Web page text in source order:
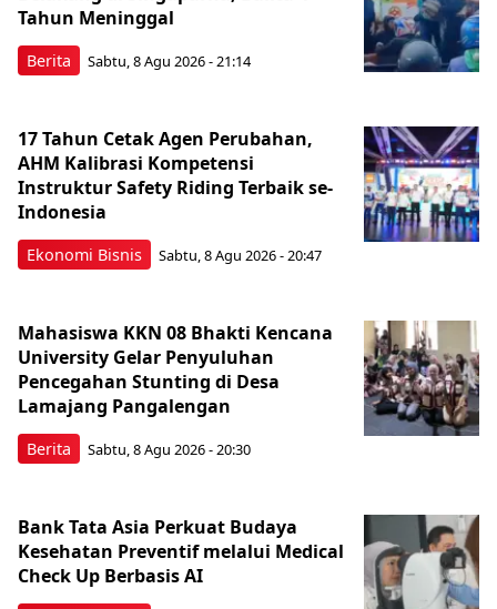
Berita
Tahun Meninggal
Sabtu, 8 Agu 2026 - 21:14
Ekonomi Bisnis
17 Tahun Cetak Agen Perubahan,
AHM Kalibrasi Kompetensi
Instruktur Safety Riding Terbaik se-
Indonesia
Sabtu, 8 Agu 2026 - 20:47
Berita
Mahasiswa KKN 08 Bhakti Kencana
University Gelar Penyuluhan
Pencegahan Stunting di Desa
Lamajang Pangalengan
Sabtu, 8 Agu 2026 - 20:30
Bank Tata Asia Perkuat Budaya
Kesehatan Preventif melalui Medical
Check Up Berbasis AI